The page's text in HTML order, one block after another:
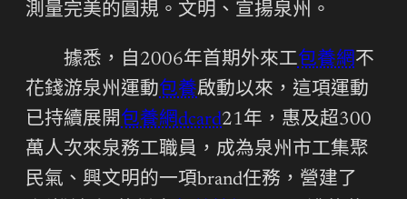
測量完美的圓規。文明、宣揚泉州。
據悉，自2006年首期外來工包養網不
花錢游泉州運動包養啟動以來，這項運動
已持續展開包養網dcard21年，惠及超300
萬人次來泉務工職員，成為泉州市工集聚
民氣、興文明的一項brand任務，營建了